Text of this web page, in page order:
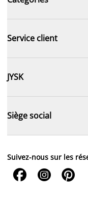
Service client
JYSK
Siège social
Suivez-nous sur les
  